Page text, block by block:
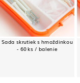
Sada skrutiek s hmoždinkou
- 60 ks / balenie